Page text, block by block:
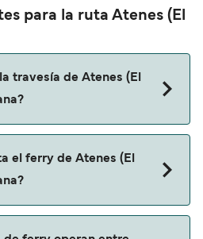
para la ruta Atenes (El
travesía de Atenes (El
de aproximadamente 2
la travesía puede variar de
por lo que te
el ferry de Atenes (El